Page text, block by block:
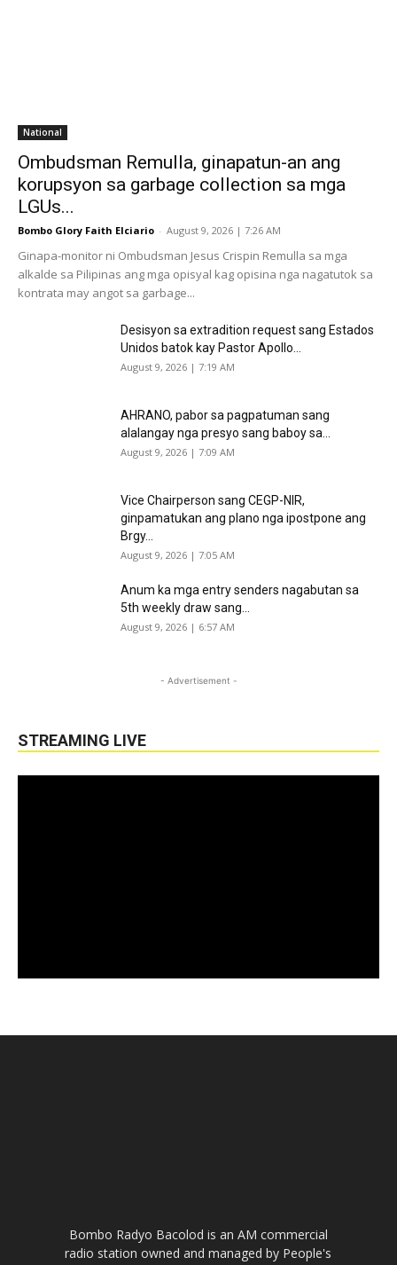
National
Ombudsman Remulla, ginapatun-an ang
korupsyon sa garbage collection sa mga
LGUs...
Bombo Glory Faith Elciario - August 9, 2026 | 7:26 AM
Ginapa-monitor ni Ombudsman Jesus Crispin Remulla sa mga
alkalde sa Pilipinas ang mga opisyal kag opisina nga nagatutok sa
kontrata may angot sa garbage...
Desisyon sa extradition request sang Estados
Unidos batok kay Pastor Apollo...
August 9, 2026 | 7:19 AM
AHRANO, pabor sa pagpatuman sang
alalangay nga presyo sang baboy sa...
August 9, 2026 | 7:09 AM
Vice Chairperson sang CEGP-NIR,
ginpamatukan ang plano nga ipostpone ang
Brgy...
August 9, 2026 | 7:05 AM
Anum ka mga entry senders nagabutan sa
5th weekly draw sang...
August 9, 2026 | 6:57 AM
- Advertisement -
STREAMING LIVE
Bombo Radyo Bacolod is an AM commercial
radio station owned and managed by People's